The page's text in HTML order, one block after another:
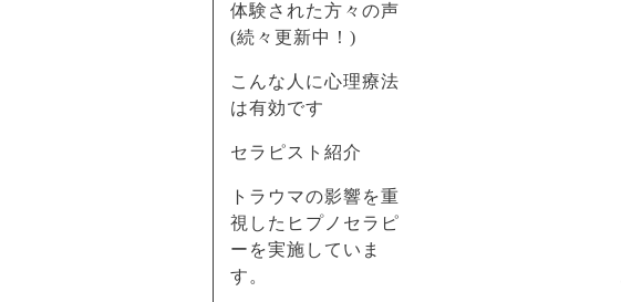
体験された方々の声
(続々更新中！)
こんな人に心理療法
は有効です
セラピスト紹介
トラウマの影響を重
視したヒプノセラピ
ーを実施していま
す。